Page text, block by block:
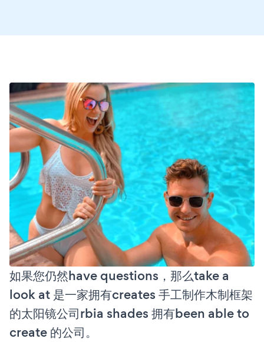
如果您仍然have questions，那么take a
look at 是一家拥有creates 手工制作木制框架
的太阳镜公司rbia shades 拥有been able to
create 的公司。